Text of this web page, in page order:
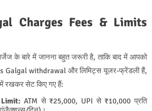
Charges Fees & Limits
के बारे में जानना बहुत जरूरी है, ताकि बाद में आपको
Galgal withdrawal और लिमिट्स यूजर-फ्रेंडली हैं,
में रखकर सेट किए गए हैं:
ATM से ₹25,000, UPI से ₹10,000 प्रति